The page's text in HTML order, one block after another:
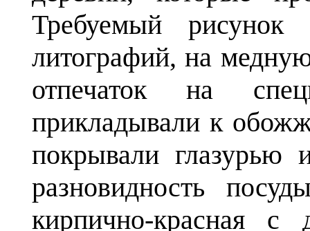
Требуемый
литографий, на
отпечаток на
прикладывали к
покрывали глазурью
разновидность
кирпично-красная с